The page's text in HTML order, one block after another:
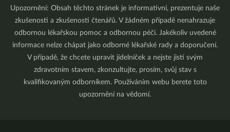
Upozornění: Obsah těchto stránek je informativní, prezentuje naše
zkušenosti a zkušenosti čtenářů. V žádném případě nenahrazuje
odbornou lékařskou pomoc a odbornou péči. Jakékoliv uvedené
informace nelze chápat jako odborné lékařské rady a doporučení.
V případě, že chcete upravit jídelníček a nejste jistí svým
zdravotním stavem, zkonzultujte, prosím, svůj stav s
kvalifikovaným odborníkem. Používáním webu berete toto
upozornění na vědomí.